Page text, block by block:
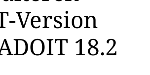
Version
18.2